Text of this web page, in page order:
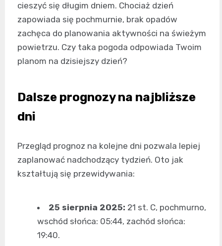
cieszyć się długim dniem. Chociaż dzień
zapowiada się pochmurnie, brak opadów
zachęca do planowania aktywności na świeżym
powietrzu. Czy taka pogoda odpowiada Twoim
planom na dzisiejszy dzień?
Dalsze prognozy na najbliższe
dni
Przegląd prognoz na kolejne dni pozwala lepiej
zaplanować nadchodzący tydzień. Oto jak
kształtują się przewidywania:
25 sierpnia 2025: 21 st. C, pochmurno,
wschód słońca: 05:44, zachód słońca:
19:40.